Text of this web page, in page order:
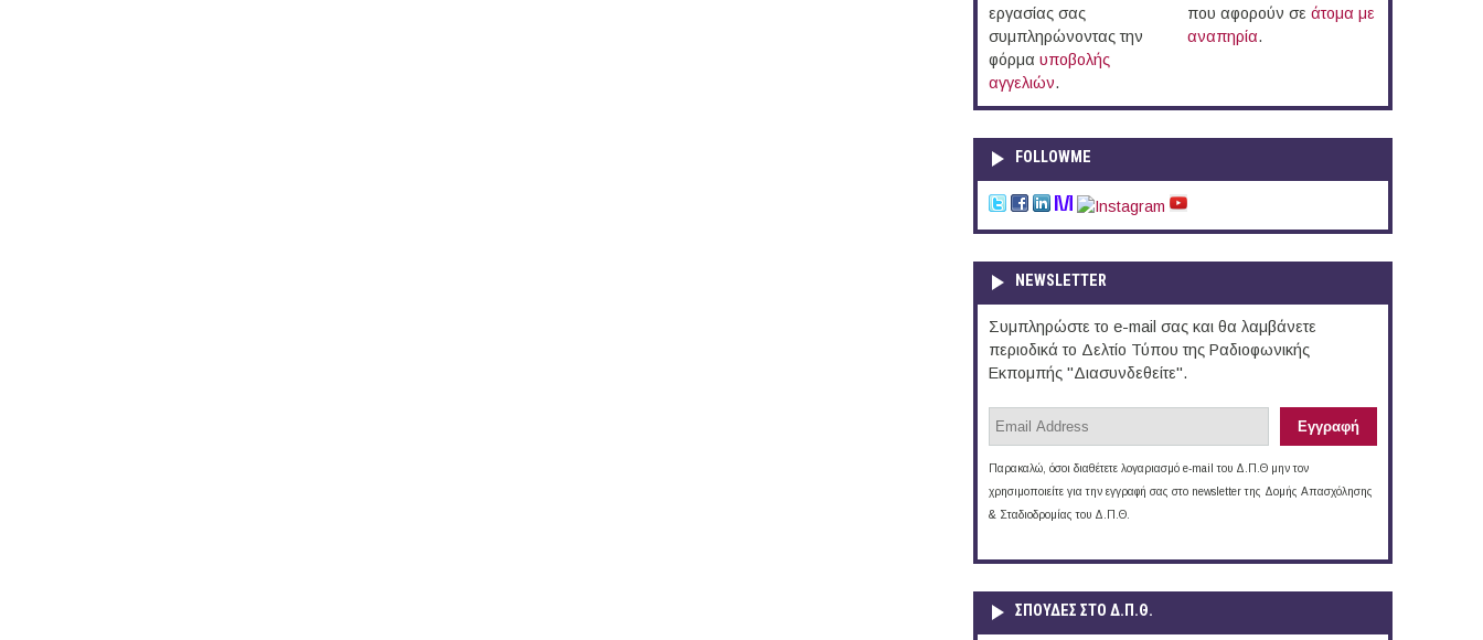
εργασίας σας
συμπληρώνοντας την
φόρμα υποβολής
αγγελιών.
που αφορούν σε άτομα με
αναπηρία.
FOLLOWME
NEWSLETTER
Συμπληρώστε το e-mail σας και θα λαμβάνετε
περιοδικά το Δελτίο Τύπου της Ραδιοφωνικής
Εκπομπής "Διασυνδεθείτε".
Παρακαλώ, όσοι διαθέτετε λογαριασμό e-mail του Δ.Π.Θ μην τον
χρησιμοποιείτε για την εγγραφή σας στο newsletter της Δομής Απασχόλησης
& Σταδιοδρομίας του Δ.Π.Θ.
ΣΠΟΥΔΈΣ ΣΤΟ Δ.Π.Θ.